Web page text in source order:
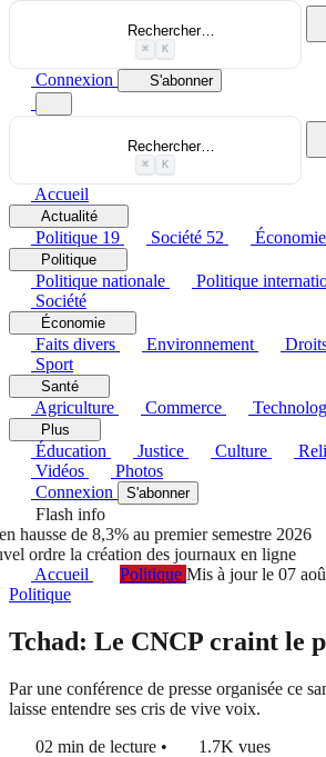
Rechercher…
⌘ K
Connexion S'abonner
Rechercher…
⌘ K
Accueil
Actualité
Politique 19 Société 52 Économie
Politique
Politique nationale Politique
Société
Économie
Faits divers Environnement
Sport
Santé
Agriculture Commerce
Plus
Éducation Justice Culture
Vidéos
Photos
Connexion
S'abonner
Flash info
de 8,3% au premier semestre 2026
la création des journaux en ligne
Accueil
Politique Mis à jour le 07
Politique
Tchad: Le CNCP craint le
Par une conférence de presse organisée ce
laisse entendre ses cris de vive voix.
02 min de lecture • 1.7K vues